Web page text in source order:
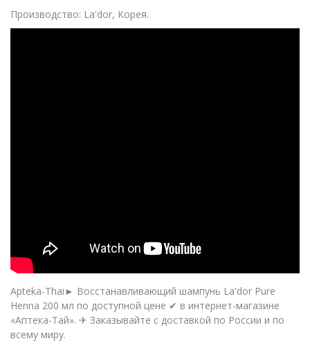
Производство: La'dor, Корея.
Apteka-Thai► Восстанавливающий шампунь La'dor Pure
Henna 200 мл по доступной цене ✔ в интернет-магазине
«Аптека-Тай». ✈ Заказывайте с доставкой по России и по
всему миру.